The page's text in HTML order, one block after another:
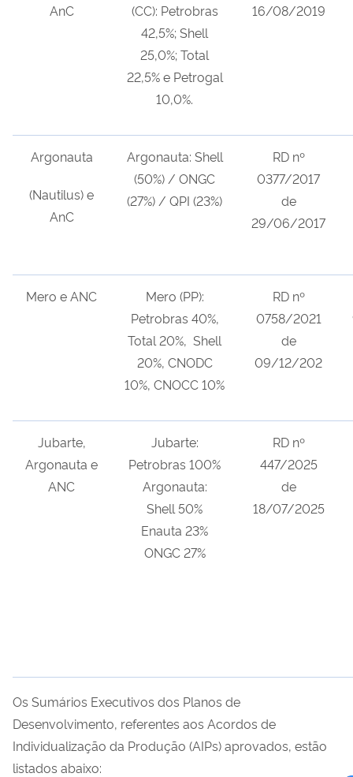
AnC
(CC): Petrobras
42,5%; Shell
25,0%; Total
22,5% e Petrogal
10,0%.
16/08/2019
Argonauta
(Nautilus) e
AnC
Argonauta: Shell
(50%) / ONGC
(27%) / QPI (23%)
RD nº
0377/2017
de
29/06/2017
Mero e ANC
Mero (PP):
Petrobras 40%,
Total 20%, Shell
20%, CNODC
10%, CNOCC 10%
RD nº
0758/2021
de
09/12/202
Jubarte,
Argonauta e
ANC
Jubarte:
Petrobras 100%
Argonauta:
Shell 50%
Enauta 23%
ONGC 27%
RD nº
447/2025
de
18/07/2025
Os Sumários Executivos dos Planos de
Desenvolvimento, referentes aos Acordos de
Individualização da Produção (AIPs) aprovados, estão
listados abaixo: